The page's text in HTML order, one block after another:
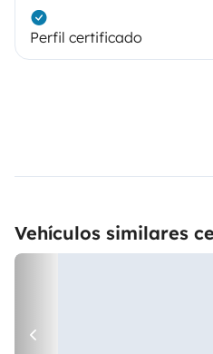
Perfil certificado
Vehículos similares